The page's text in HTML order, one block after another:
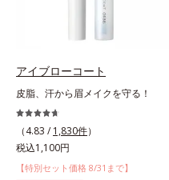
アイブローコート
皮脂、汗から眉メイクを守る！
（4.83 / 1,830件）
税込1,100円
【特別セット価格 8/31まで】